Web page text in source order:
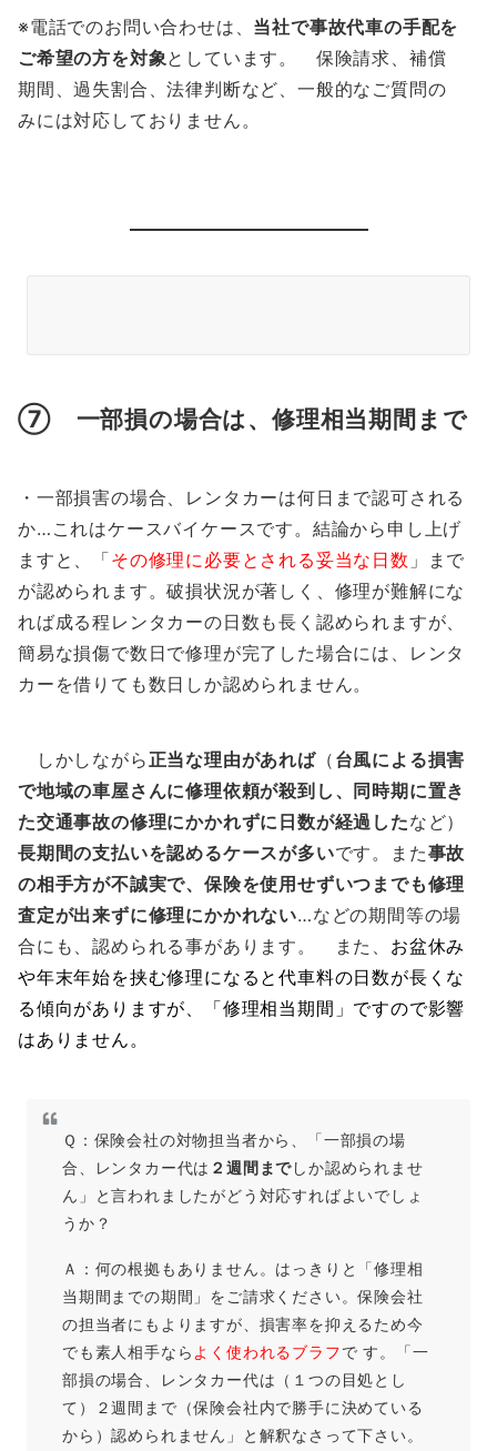
※電話でのお問い合わせは、 当社で事故代車の手配を
ご希望の方を対象としています。 保険請求、補償
期間、過失割合、法律判断など、一般的なご質問の
みには対応しておりません。
⑦ 一部損の場合は、修理相当期間まで
・一部損害の場合、レンタカーは何日まで認可される
か…これはケースバイケースです。結論から申し上げ
ますと、「その修理に必要とされる妥当な日数 」まで
が認められます。破損状況が著しく、修理が難解にな
れば成る程レンタカーの日数も長く認められますが、
簡易な損傷で数日で修理が完了した場合には、レンタ
カーを借りても数日しか認められません。
しかしながら 正当な理由があれば（ 台風による損害
で地域の車屋さんに修理依頼が殺到し、同時期に置き
た交通事故の修理にかかれずに日数が経過したなど）
長期間の支払いを認めるケースが多いです。また事故
の相手方が不誠実で、保険を使用せずいつまでも修理
査定が出来ずに修理にかかれない…などの期間等の場
合にも、認められる事があります。 また、 お盆休み
や年末年始を挟む修理になると代車料の日数が長くな
る傾向がありますが、「修理相当期間」ですので影響
はありません。
Ｑ：保険会社の対物担当者から、「一部損の場
合、レンタカー代は ２週間までしか認められませ
ん」と言われましたがどう対応すればよいでしょ
うか？
Ａ：何の根拠もありません。はっきりと「修理相
当期間までの期間」をご請求ください。保険会社
の担当者にもよりますが、損害率を抑えるため今
でも素人相手なら よく使われるブラフで す。「一
部損の場合、レンタカー代は（１つの目処とし
て）２週間まで（保険会社内で勝手に決めている
から）認められません」と解釈なさって下さい。